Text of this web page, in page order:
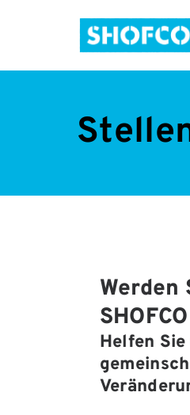
Werden
SHOFCO
Helfen